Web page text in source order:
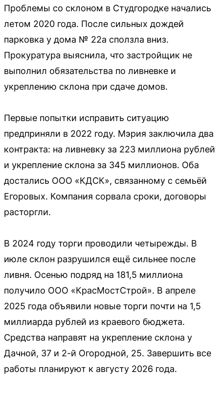
Проблемы со склоном в Студгородке начались
летом 2020 года. После сильных дождей
парковка у дома № 22а сползла вниз.
Прокуратура выяснила, что застройщик не
выполнил обязательства по ливневке и
укреплению склона при сдаче домов.
Первые попытки исправить ситуацию
предприняли в 2022 году. Мэрия заключила два
контракта: на ливневку за 223 миллиона рублей
и укрепление склона за 345 миллионов. Оба
достались ООО «КДСК», связанному с семьёй
Егоровых. Компания сорвала сроки, договоры
расторгли.
В 2024 году торги проводили четырежды. В
июле склон разрушился ещё сильнее после
ливня. Осенью подряд на 181,5 миллиона
получило ООО «КрасМостСтрой». В апреле
2025 года объявили новые торги почти на 1,5
миллиарда рублей из краевого бюджета.
Средства направят на укрепление склона у
Дачной, 37 и 2-й Огородной, 25. Завершить все
работы планируют к августу 2026 года.